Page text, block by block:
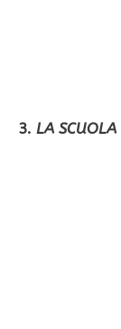
3. LA SCUOLA